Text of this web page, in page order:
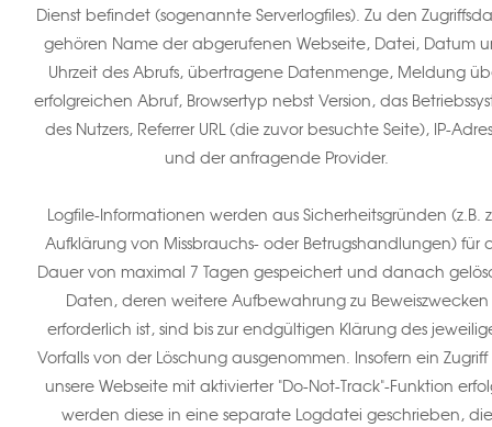
Dienst befindet (sogenannte Serverlogfiles). Zu den
gehören Name der abgerufenen Webseite, Datei, Datum
Uhrzeit des Abrufs, übertragene Datenmenge, Meldung
erfolgreichen Abruf, Browsertyp nebst Version, das
des Nutzers, Referrer URL (die zuvor besuchte Seite), IP-
und der anfragende Provider.
Logfile-Informationen werden aus Sicherheitsgründen (z.B.
Aufklärung von Missbrauchs- oder Betrugshandlungen) für
Dauer von maximal 7 Tagen gespeichert und danach
Daten, deren weitere Aufbewahrung zu Beweiszwecken
erforderlich ist, sind bis zur endgültigen Klärung des
Vorfalls von der Löschung ausgenommen. Insofern ein
unsere Webseite mit aktivierter "Do-Not-Track"-Funktion
werden diese in eine separate Logdatei geschrieben, die